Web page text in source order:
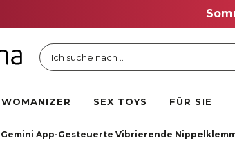
Ich suche nach ..
WOMANIZER SEX TOYS FÜR SIE
Gemini App-Gesteuerte Vibrierende